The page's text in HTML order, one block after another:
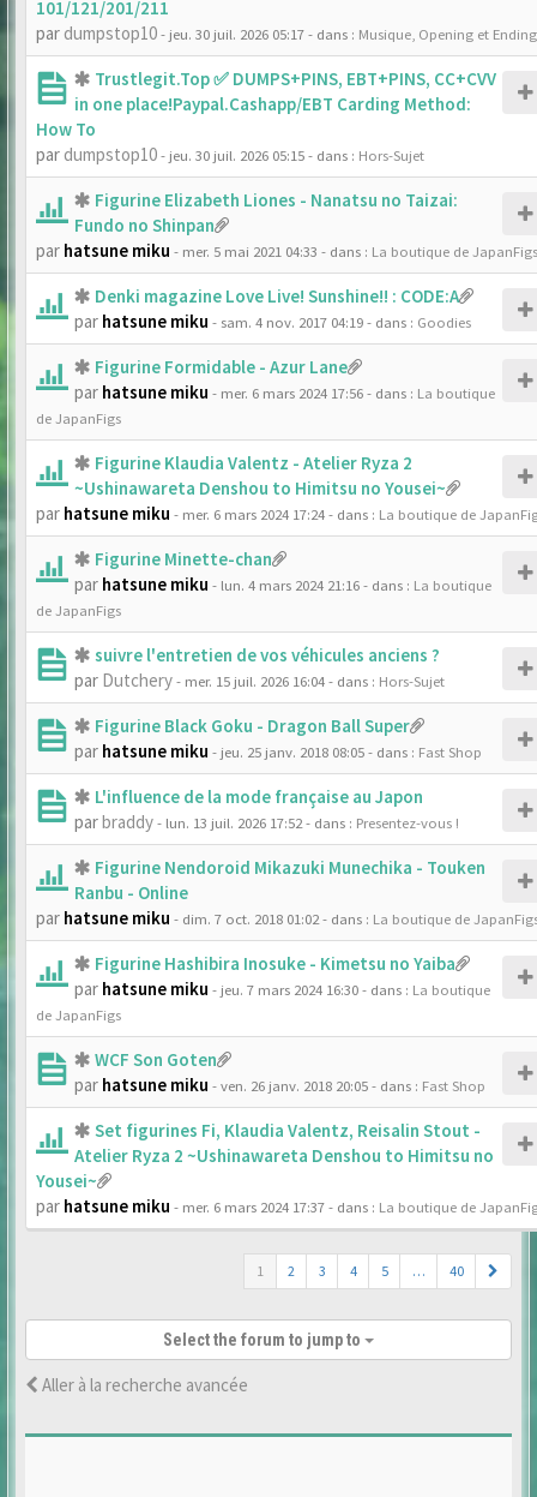
101/121/201/211
par dumpstop10- jeu. 30 juil. 2026 05:17- dans : Musique, Opening et Ending
Trustlegit.Top ✅ DUMPS+PINS, EBT+PINS, CC+CVV
in one place!Paypal.Cashapp/EBT Carding Method:
How To
par dumpstop10- jeu. 30 juil. 2026 05:15- dans : Hors-Sujet
Figurine Elizabeth Liones - Nanatsu no Taizai:
Fundo no Shinpan
par hatsune miku - mer. 5 mai 2021 04:33 - dans : La boutique de JapanFigs
Denki magazine Love Live! Sunshine!! : CODE:A
par hatsune miku - sam. 4 nov. 2017 04:19- dans : Goodies
Figurine Formidable - Azur Lane
par hatsune miku - mer. 6 mars 2024 17:56- dans : La boutique
de JapanFigs
Figurine Klaudia Valentz - Atelier Ryza 2
~Ushinawareta Denshou to Himitsu no Yousei~
par hatsune miku - mer. 6 mars 2024 17:24- dans : La boutique de
Figurine Minette-chan
par hatsune miku - lun. 4 mars 2024 21:16- dans : La boutique
de JapanFigs
suivre l'entretien de vos véhicules anciens ?
par Dutchery- mer. 15 juil. 2026 16:04- dans : Hors-Sujet
Figurine Black Goku - Dragon Ball Super
par hatsune miku - jeu. 25 janv. 2018 08:05- dans : Fast Shop
L'influence de la mode française au Japon
parbraddy- lun. 13 juil. 2026 17:52- dans : Presentez-vous !
Figurine Nendoroid Mikazuki Munechika - Touken
Ranbu - Online
par hatsune miku - dim. 7 oct. 2018 01:02- dans : La boutique de
Figurine Hashibira Inosuke - Kimetsu no Yaiba
par hatsune miku - jeu. 7 mars 2024 16:30- dans : La boutique
de JapanFigs
WCF Son Goten
par hatsune miku - ven. 26 janv. 2018 20:05- dans : Fast Shop
Set figurines Fi, Klaudia Valentz, Reisalin Stout -
Atelier Ryza 2 ~Ushinawareta Denshou to Himitsu no
Yousei~
par hatsune miku - mer. 6 mars 2024 17:37- dans : La boutique de
1 2 3 4 5 … 40
Select the forum to jump to
Aller à la recherche avancée